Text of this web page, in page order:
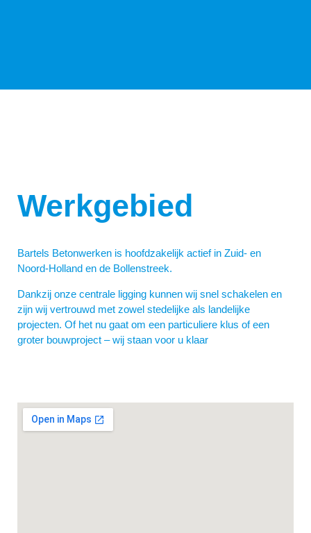
Werkgebied
Bartels Betonwerken is hoofdzakelijk actief in Zuid- en
Noord-Holland en de Bollenstreek.
Dankzij onze centrale ligging kunnen wij snel schakelen en
zijn wij vertrouwd met zowel stedelijke als landelijke
projecten. Of het nu gaat om een particuliere klus of een
groter bouwproject – wij staan voor u klaar